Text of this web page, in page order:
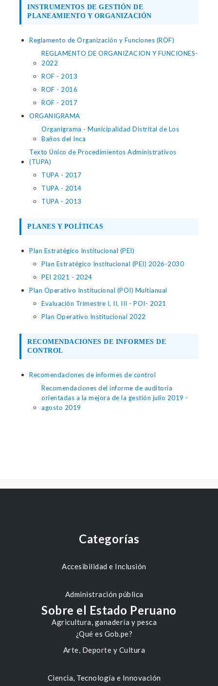
INSTRUMENTOS DE GESTIÓN DE
PLANEAMIENTO Y ORGANIZACIÓN
Reglamento de Organización y Funciones (ROF)
REGLAMENTO DE ORGANIZACION Y FUNCIONES-
2022
ROF - 2013
ROF - 2016
ROF - 2017
ORGANIGRAMA
Organigrama - Municipalidad Distrital de Los
Baños del Inca
Texto Único de Procedimientos Administrativos
(TUPA)
TUPA - 2017
TUPA - 2014
TUPA - 2013
PLANES Y POLÍTICAS
Plan Estratégico Institucional (PEI)
Plan Estratégico Institucional (PEI) 2026-2030
PEI 2021 - 2024
Plan Operativo Institucional (POI) Multianual
Evaluación Trimestre I, II, III - POI- 2021
Plan Operativo Institucional 2022
RECOMENDACIONES DE INFORMES DE
CONTROL
Recomendaciones de informes de control
Recomendaciones del informe de auditoria
orientadas a la mejora de la gestión julio 2019 -
agosto 2019
Categorías
Accesibilidad e Inclusión
Administración pública
Agricultura, ganadería y pesca
Arte, Deporte y Cultura
Ciencia, Tecnología e Innovación
Sobre el Estado Peruano
¿Qué es Gob.pe?